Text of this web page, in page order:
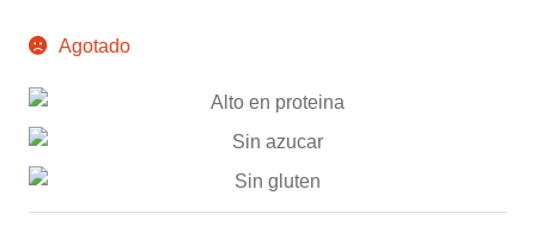
Agotado